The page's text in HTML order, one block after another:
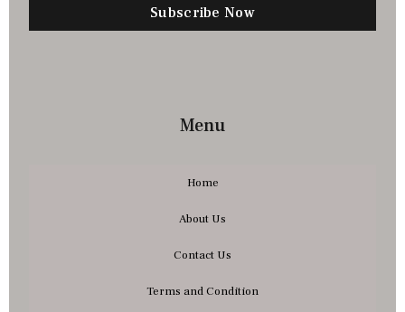
Subscribe Now
Menu
Home
About Us
Contact Us
Terms and Condition